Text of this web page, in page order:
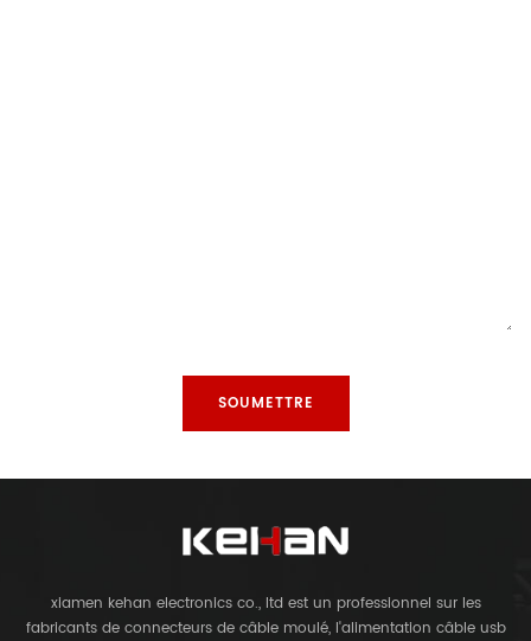
xiamen kehan electronics co., ltd est un professionnel sur les
fabricants de connecteurs de câble moulé, l'alimentation câble usb